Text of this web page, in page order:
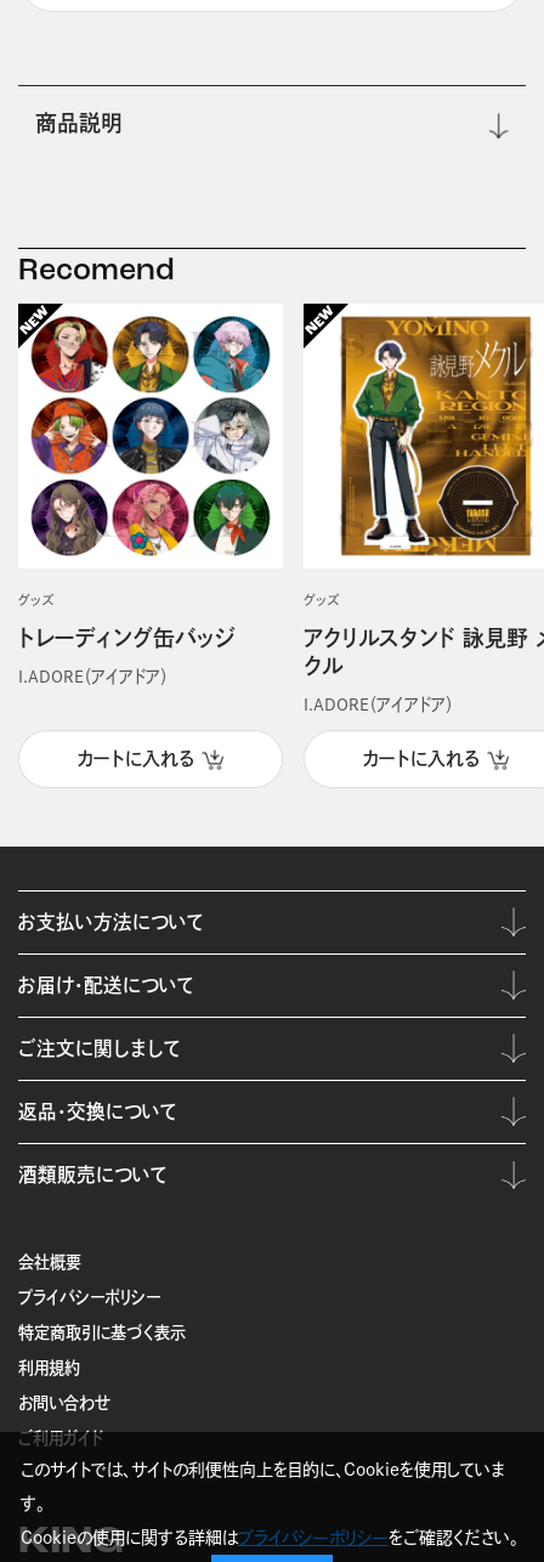
商品説明
Recomend
グッズ
トレーディング缶バッジ
I.ADORE（アイアドア）
カートに入れる
グッズ
アクリルスタンド 詠見野
クル
I.ADORE（アイアドア）
カートに入れる
会社概要
プライバシーポリシー
特定商取引に基づく表示
利用規約
お問い合わせ
ご利用ガイド
KING
お支払い方法について
お届け・配送について
ご注文に関しまして
返品・交換について
酒類販売について
このサイトでは、サイトの利便性向上を目的に、Cookieを使用していま
す。
Cookieの使用に関する詳細はプライバシーポリシーをご確認ください。